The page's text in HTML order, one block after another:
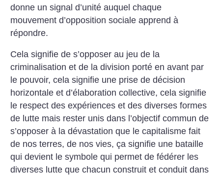
donne un signal d’unité auquel chaque
mouvement d’opposition sociale apprend à
répondre.
Cela signifie de s’opposer au jeu de la
criminalisation et de la division porté en avant par
le pouvoir, cela signifie une prise de décision
horizontale et d’élaboration collective, cela signifie
le respect des expériences et des diverses formes
de lutte mais rester unis dans l’objectif commun de
s’opposer à la dévastation que le capitalisme fait
de nos terres, de nos vies, ça signifie une bataille
qui devient le symbole qui permet de fédérer les
diverses lutte que chacun construit et conduit dans